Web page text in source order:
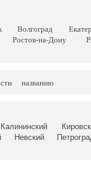
Волгоград
Ростов-на-Дону
названию
Калининский
Невский